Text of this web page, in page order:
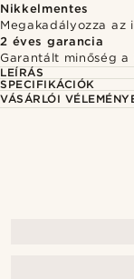
Nikkelmentes
Megakadályozza az
2 éves garancia
Garantált minőség
LEÍRÁS
SPECIFIKÁCIÓK
VÁSÁRLÓI